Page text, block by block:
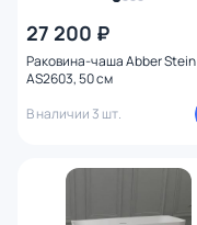
27 200 ₽
Раковина-чаша Abber Stein
AS2603, 50 см
В наличии 3 шт.